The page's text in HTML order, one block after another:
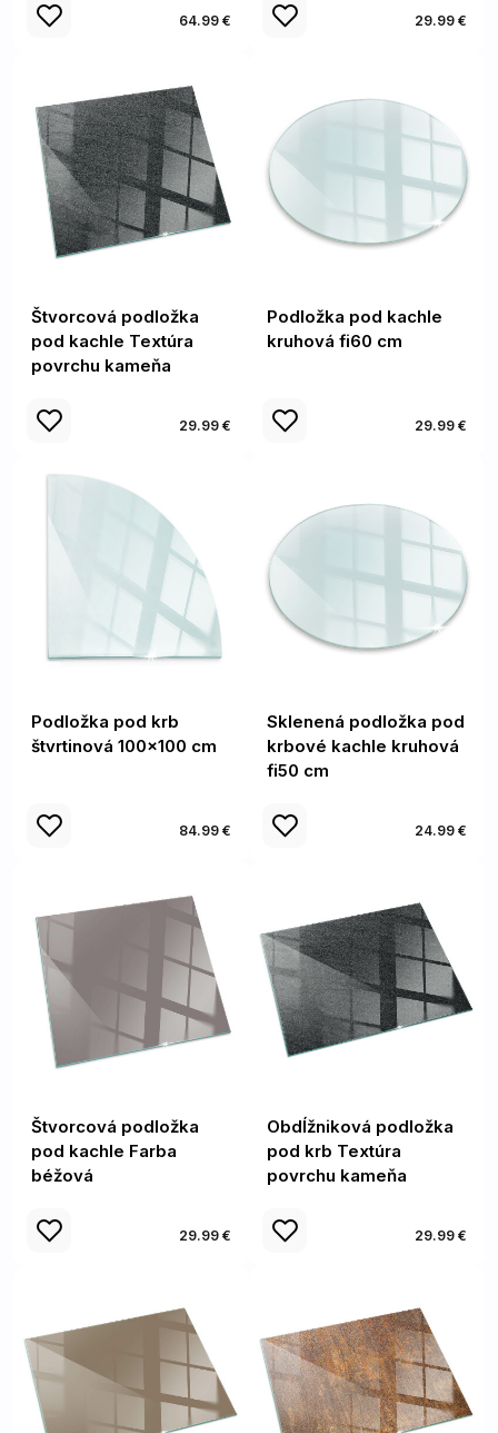
64.99 € 29.99 €
Štvorcová podložka
pod kachle Textúra
povrchu kameňa
29.99 €
Podložka pod kachle
kruhová fi60 cm
29.99 €
Podložka pod krb
štvrtinová 100x100 cm
84.99 €
Sklenená podložka pod
krbové kachle kruhová
fi50 cm
24.99 €
Štvorcová podložka
pod kachle Farba
béžová
29.99 €
Obdĺžniková podložka
pod krb Textúra
povrchu kameňa
29.99 €